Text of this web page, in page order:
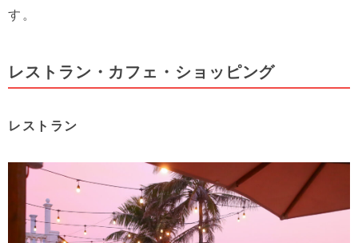
す。
レストラン・カフェ・ショッピング
レストラン